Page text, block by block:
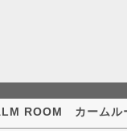
ROOM カームル